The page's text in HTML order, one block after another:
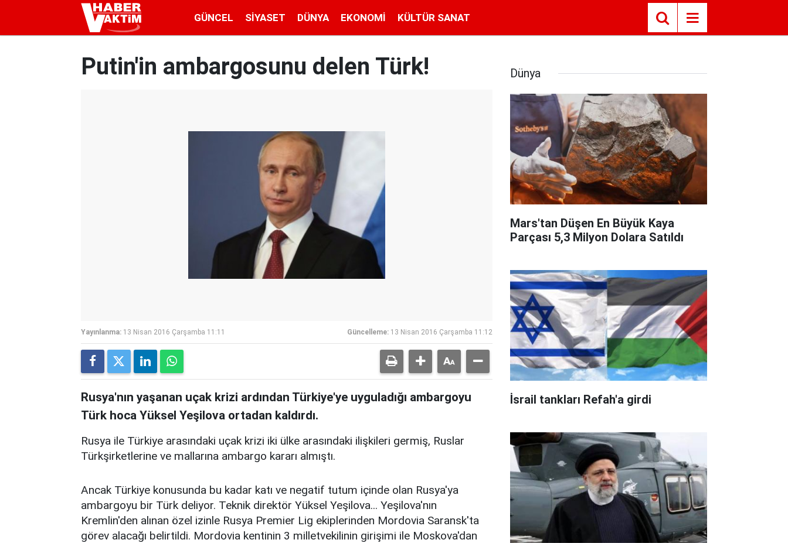
GÜNCEL SIYASET DÜNYA EKONOMI KÜLTÜR SANAT
Putin'in ambargosunu delen Türk!
Yayınlanma: 13 Nisan 2016 Çarşamba 11:11 Güncelleme: 13 Nisan 2016 Çarşamba 11:12
Rusya'nın yaşanan uçak krizi ardından Türkiye'ye uyguladığı ambargoyu
Türk hoca Yüksel Yeşilova ortadan kaldırdı.
Rusya ile Türkiye arasındaki uçak krizi iki ülke arasındaki ilişkileri germiş, Ruslar
Türkşirketlerine ve mallarına ambargo kararı almıştı.
Ancak Türkiye konusunda bu kadar katı ve negatif tutum içinde olan Rusya'ya
ambargoyu bir Türk deliyor. Teknik direktör Yüksel Yeşilova... Yeşilova'nın
Kremlin'den alınan özel izinle Rusya Premier Lig ekiplerinden Mordovia Saransk'ta
görev alacağı belirtildi. Mordovia kentinin 3 milletvekilinin girişimi ile Moskova'dan
Dünya
Mars'tan Düşen En Büyük Kaya
Parçası 5,3 Milyon Dolara Satıldı
İsrail tankları Refah'a girdi